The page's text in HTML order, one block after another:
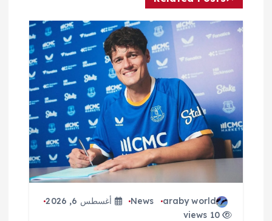
م
ق
ت
araby world
News
أغسطس 6, 2026
10 views